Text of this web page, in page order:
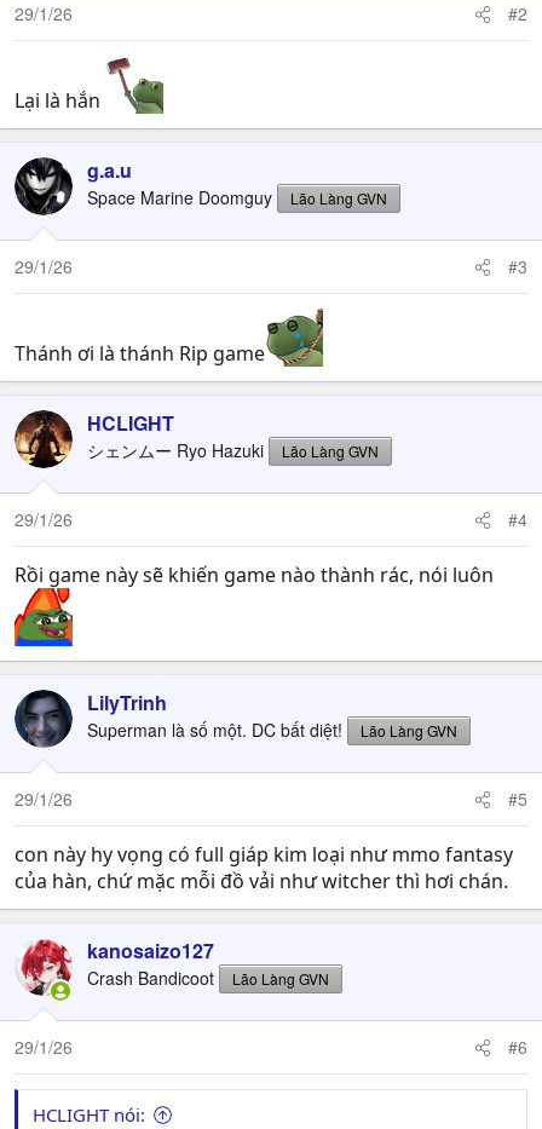
29/1/26 #2
Lại là hắn
g.a.u
Space Marine Doomguy Lão Làng GVN
29/1/26 #3
Thánh ơi là thánh Rip game
HCLIGHT
シェンムー Ryo Hazuki Lão Làng GVN
29/1/26 #4
Rồi game này sẽ khiến game nào thành rác, nói luôn
LilyTrinh
Superman là số một. DC bất diệt! Lão Làng GVN
29/1/26 #5
con này hy vọng có full giáp kim loại như mmo fantasy
của hàn, chứ mặc mỗi đồ vải như witcher thì hơi chán.
kanosaizo127
Crash Bandicoot Lão Làng GVN
29/1/26 #6
HCLIGHT nói: